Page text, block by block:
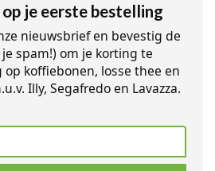
je eerste bestelling
nieuwsbrief en bevestig de
spam!) om je korting te
koffiebonen, losse thee en
Illy, Segafredo en Lavazza.